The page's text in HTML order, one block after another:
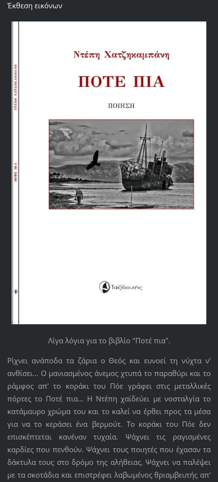
Έκθεση εικόνων
Λίγα λόγια για το βιβλίο "Ποτέ πια".
Ρίχνει ανάποδα τα ζάρια ο Θεός και ευνοεί τη νύχτα ν'
ανθίσει... Ο μανιασμένος άνεμος χτυπά το παραθύρι και το
ράμφος απ' το κοράκι του Πόε γράφει στις μεταλλικές
πόρτες το Ποτέ πια... Η Ντέπη χαϊδεύει με νοσταλγία το
κατάμαυρο χρώμα του και το καλεί να έρθει προς τα μέσα
για να το κεράσει ένα βερμούτ. Το κοράκι του Πόε δεν
επισκέπτεται κανέναν τυχαία. Ψάχνει τις ραγισμένες
καρδίες που πενθούν. Ψάχνει τους ποιητές που έχασαν τα
δάκτυλα τους στο δρόμο της αλήθειας. Ψάχνει να παλέψει
με τα σκοτάδια και επιστρέφει λαβωμένος θριαμβευτής απ'